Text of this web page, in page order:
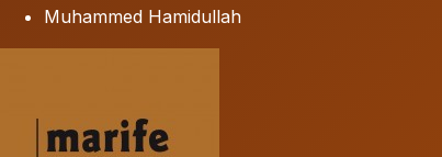
Muhammed Hamidullah